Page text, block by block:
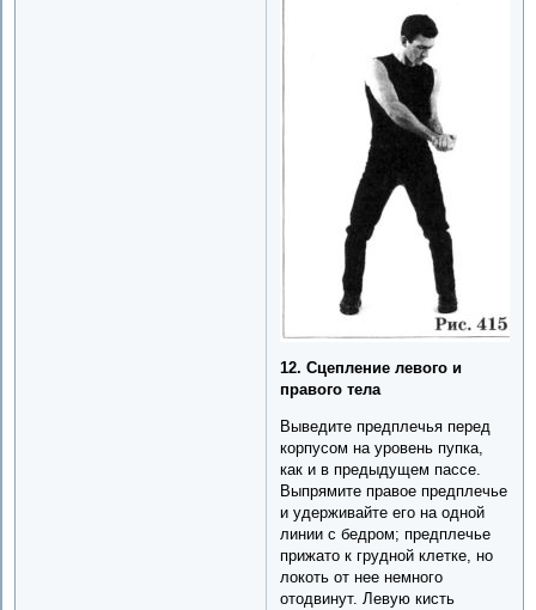
12. Сцепление левого и
правого тела
Выведите предплечья перед
корпусом на уровень пупка,
как и в предыдущем пассе.
Выпрямите правое предплечье
и удерживайте его на одной
линии с бедром; предплечье
прижато к грудной клетке, но
локоть от нее немного
отодвинут. Левую кисть